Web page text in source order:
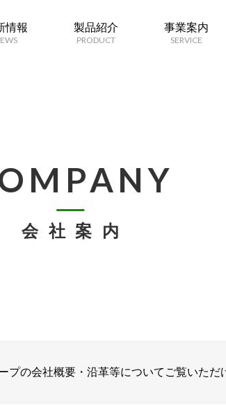
情報 製品紹介
PRODUCT
事業案内
SERVICE
会社案内
プの会社概要・沿革等についてご覧いただ